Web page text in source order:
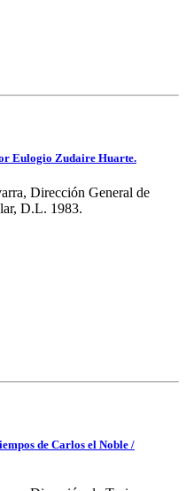
Eulogio Zudaire Huarte.
Dirección General de
D.L. 1983.
de Carlos el Noble /